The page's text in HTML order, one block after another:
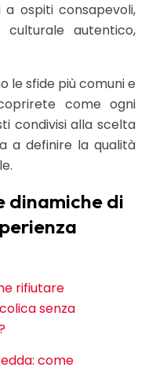
ospiti consapevoli,
autentico,
le sfide più comuni e
come ogni
condivisi alla scelta
a definire la qualità
dinamiche di
rifiutare
senza
come